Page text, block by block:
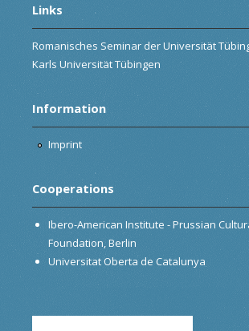
Links
Romanisches Seminar der Universität
Karls Universität Tübingen
Information
Imprint
Cooperations
Ibero-American Institute - Prussian
Foundation, Berlin
Universitat Oberta de Catalunya